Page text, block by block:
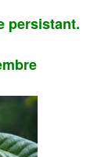
persistant.